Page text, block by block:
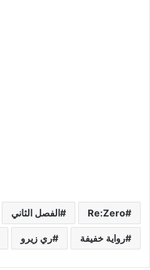
Re:Zero الفصل الثاني
رواية خفيفة ري زيرو